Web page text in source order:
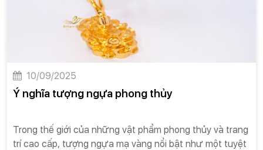
10/09/2025
Ý nghĩa tượng ngựa phong thủy
Trong thế giới của những vật phẩm phong thủy và trang
trí cao cấp, tượng ngựa mạ vàng nổi bật như một tuyệt